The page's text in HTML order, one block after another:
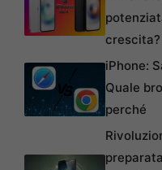
crescita?
iPhone:
Quale
perché